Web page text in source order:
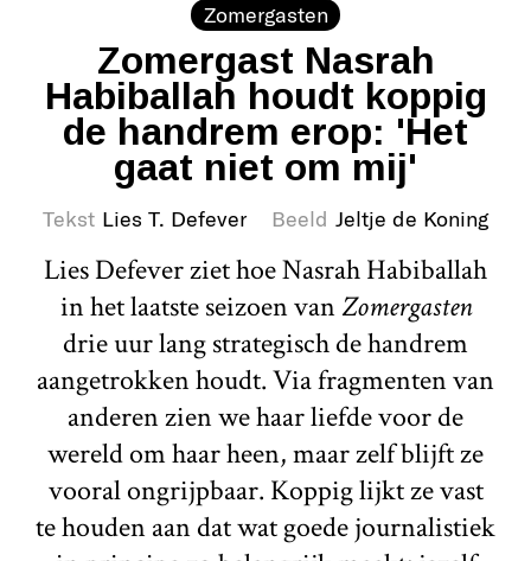
Zomergasten
Zomergast Nasrah
Habiballah houdt koppig
de handrem erop: 'Het
gaat niet om mij'
Tekst Lies T. Defever Beeld Jeltje de Koning
Lies Defever ziet hoe Nasrah Habiballah
in het laatste seizoen vanZomergasten
drie uur lang strategisch de handrem
aangetrokken houdt. Via fragmenten van
anderen zien we haar liefde voor de
wereld om haar heen, maar zelf blijft ze
vooral ongrijpbaar. Koppig lijkt ze vast
te houden aan dat wat goede journalistiek